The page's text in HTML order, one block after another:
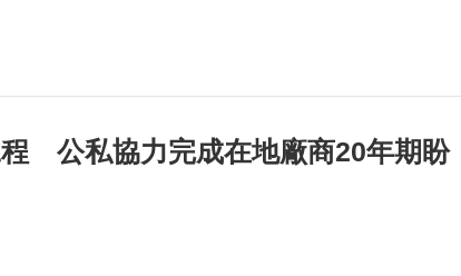
公私協力完成在地廠商20年期盼